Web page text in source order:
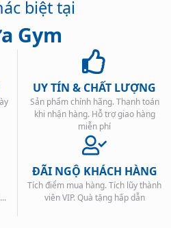
biệt tại
Gym
UY TÍN & CHẤT LƯỢNG
Sản phẩm chính hãng. Thanh toán
khi nhận hàng. Hỗ trợ giao hàng
miễn phí
ĐÃI NGỘ KHÁCH HÀNG
Tích điểm mua hàng. Tích lũy thành
viên VIP. Quà tặng hấp dẫn